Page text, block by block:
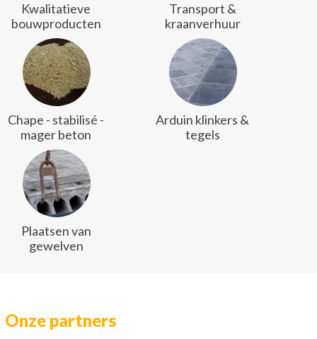
Kwalitatieve
bouwproducten
Transport &
kraanverhuur
Chape - stabilisé -
mager beton
Arduin klinkers &
tegels
Plaatsen van
gewelven
Onze partners